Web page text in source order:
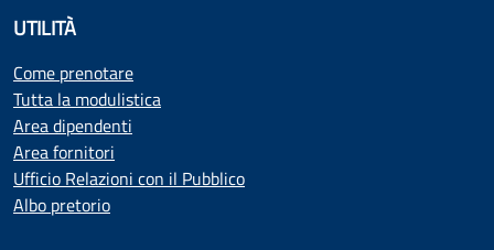
UTILITÀ
Come prenotare
Tutta la modulistica
Area dipendenti
Area fornitori
Ufficio Relazioni con il Pubblico
Albo pretorio